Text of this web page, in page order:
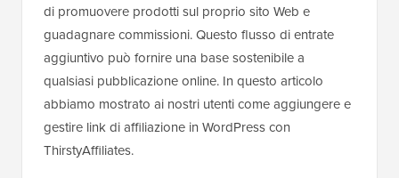
di promuovere prodotti sul proprio sito Web e
guadagnare commissioni. Questo flusso di entrate
aggiuntivo può fornire una base sostenibile a
qualsiasi pubblicazione online. In questo articolo
abbiamo mostrato ai nostri utenti come aggiungere e
gestire link di affiliazione in WordPress con
ThirstyAffiliates.